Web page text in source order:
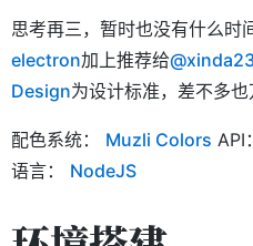
思考再三，暂时也没有什么时
electron加上推荐给
Design为设计标准，差不多也
配色系统： Muzli Colors API
语言： NodeJS